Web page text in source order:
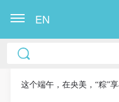
EN
这个端午，在央美，“粽”
中央美术学院美术馆出
称“CAFAM”），愿意
中央美术学院美术馆出
称“CAFAM”），愿意
中央美术学院美术馆出
称“CAFAM”），愿意